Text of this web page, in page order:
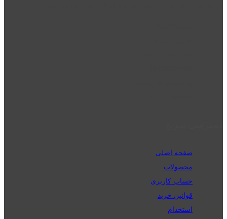
صفحه اصلی
محصولات
حساب کاربری
قوانین خرید
استخدام